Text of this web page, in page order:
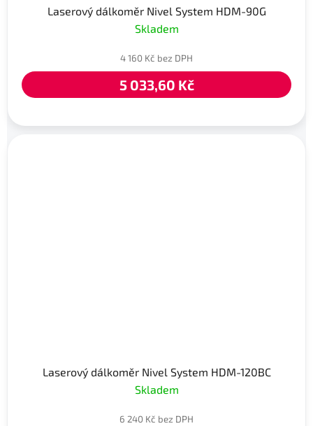
Laserový dálkoměr Nivel System HDM-90G
Skladem
4 160 Kč bez DPH
5 033,60 Kč
Laserový dálkoměr Nivel System HDM-120BC
Skladem
6 240 Kč bez DPH